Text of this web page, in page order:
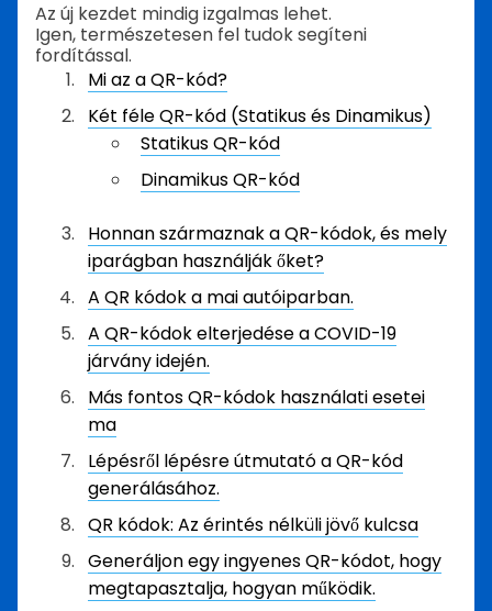
Az új kezdet mindig izgalmas lehet.
Igen, természetesen fel tudok segíteni
fordítással.
Mi az a QR-kód?
Két féle QR-kód (Statikus és Dinamikus)
Statikus QR-kód
Dinamikus QR-kód
Honnan származnak a QR-kódok, és mely
iparágban használják őket?
A QR kódok a mai autóiparban.
A QR-kódok elterjedése a COVID-19
járvány idején.
Más fontos QR-kódok használati esetei
ma
Lépésről lépésre útmutató a QR-kód
generálásához.
QR kódok: Az érintés nélküli jövő kulcsa
Generáljon egy ingyenes QR-kódot, hogy
megtapasztalja, hogyan működik.